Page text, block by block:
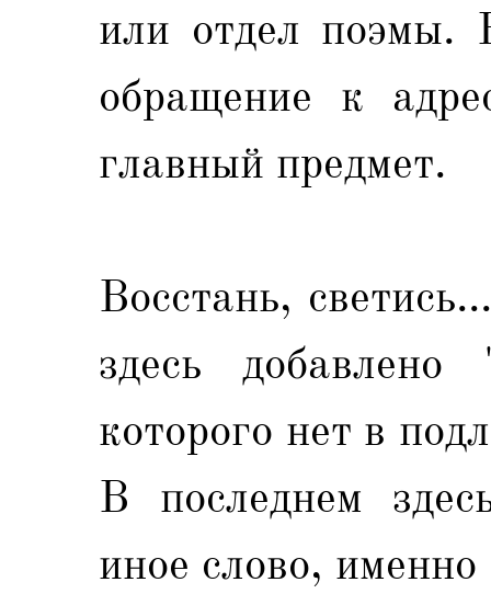
или отдел
обращение к
главный предмет.
Восстань,
здесь
которого нет в
В последнем
иное слово,